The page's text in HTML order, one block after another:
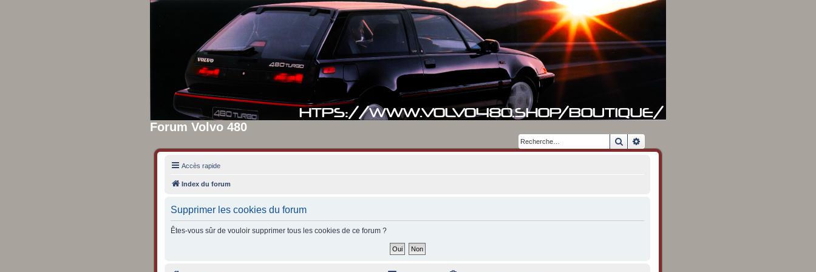
Forum Volvo 480
Rechercher
Accès rapide
Index du forum
Supprimer les cookies du forum
Êtes-vous sûr de vouloir supprimer tous les cookies de ce forum ?